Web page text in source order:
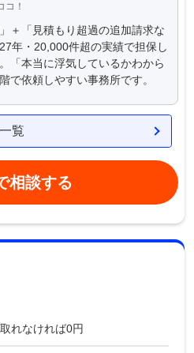
コ！
＋「見積もり超過の追加請求な
年・20,000件超の実績で担保し
「本当に浮気しているかわから
で依頼しやすい事務所です。
覧
相談する
れなければ0円